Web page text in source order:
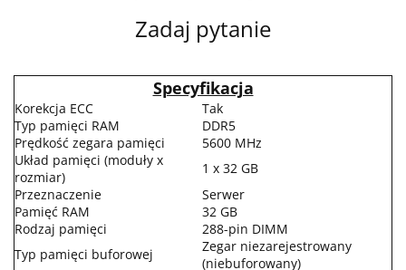
Zadaj pytanie
Specyfikacja
Korekcja ECC
Tak
Typ pamięci RAM
DDR5
Prędkość zegara pamięci
5600 MHz
Układ pamięci (moduły x
rozmiar)
1 x 32 GB
Przeznaczenie
Serwer
Pamięć RAM
32 GB
Rodzaj pamięci
288-pin DIMM
Typ pamięci buforowej
Zegar niezarejestrowany
(niebuforowany)